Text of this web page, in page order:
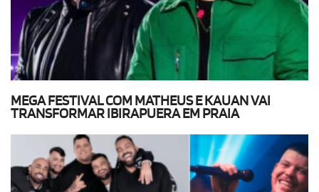
MEGA FESTIVAL COM MATHEUS E KAUAN VAI
TRANSFORMAR IBIRAPUERA EM PRAIA